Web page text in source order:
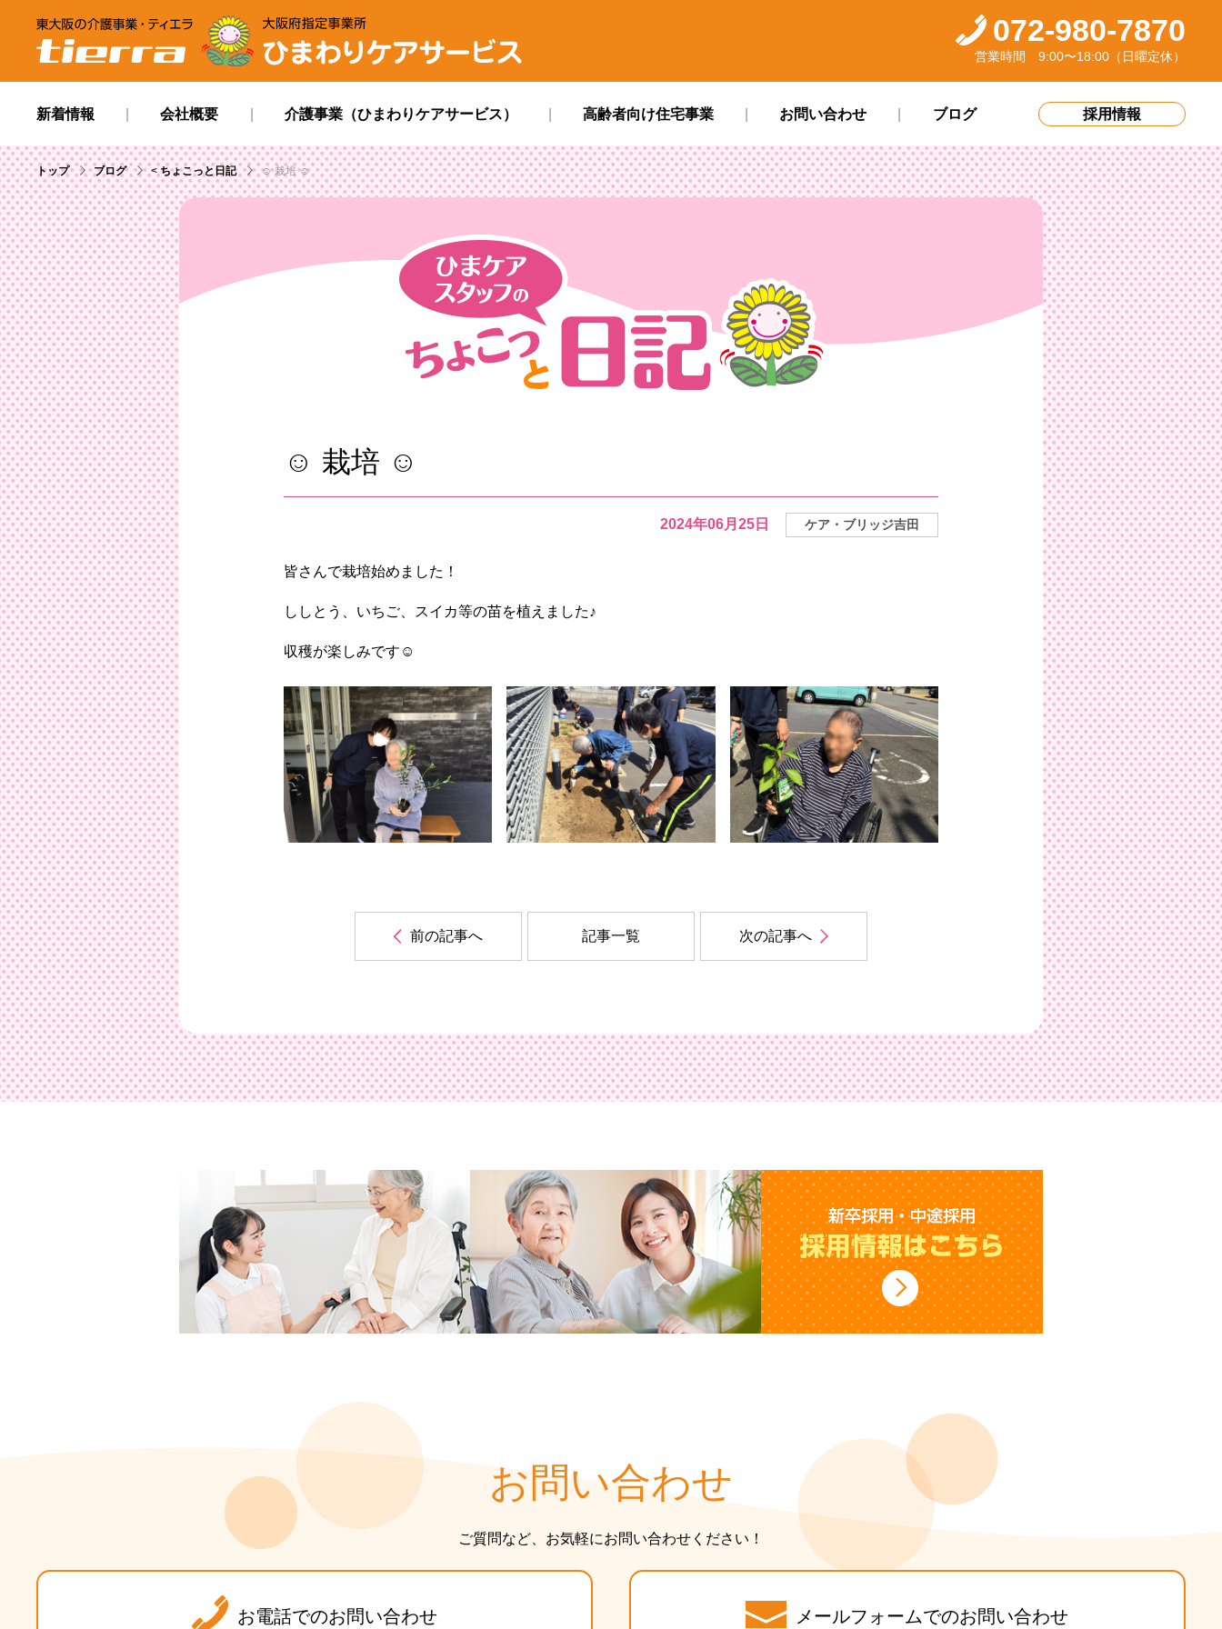
072-980-7870
営業時間 9:00〜18:00（日曜定休）
新着情報 会社概要 介護事業（ひまわりケアサービス） 高齢者向け住宅事業 お問い合わせ ブログ 採用情報
トップ ブログ <ちょこっと日記 ☺ 栽培 ☺
☺ 栽培 ☺
2024年06月25日 ケア・ブリッジ吉田
皆さんで栽培始めました！
ししとう、いちご、スイカ等の苗を植えました♪
収穫が楽しみです☺
前の記事へ 次の記事へ
記事一覧
お問い合わせ
ご質問など、お気軽にお問い合わせください！
お電話でのお問い合わせ メールフォームでのお問い合わせ